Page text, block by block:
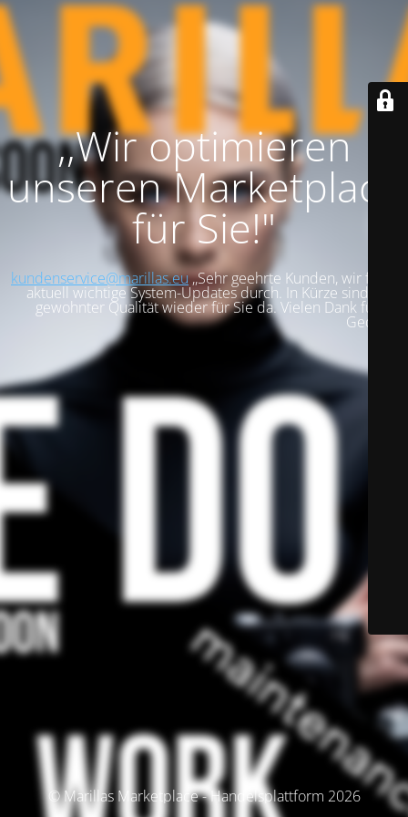
,,Wir optimieren
unseren Marketplace
für Sie!"
kundenservice@marillas.eu,,Sehr geehrte Kunden, wir führen
aktuell wichtige System-Updates durch. In Kürze sind wir in
gewohnter Qualität wieder für Sie da. Vielen Dank für Ihre
Geduld!".
© Marillas Marketplace - Handelsplattform 2026